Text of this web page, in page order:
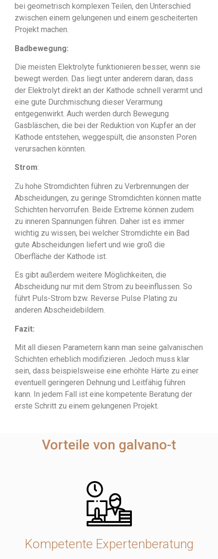
bei geometrisch komplexen Teilen, den Unterschied
zwischen einem gelungenen und einem gescheiterten
Projekt machen.
Badbewegung:
Die meisten Elektrolyte funktionieren besser, wenn sie
bewegt werden. Das liegt unter anderem daran, dass
der Elektrolyt direkt an der Kathode schnell verarmt und
eine gute Durchmischung dieser Verarmung
entgegenwirkt. Auch werden durch Bewegung
Gasbläschen, die bei der Reduktion von Kupfer an der
Kathode entstehen, weggespült, die ansonsten Poren
verursachen könnten.
Strom:
Zu hohe Stromdichten führen zu Verbrennungen der
Abscheidungen, zu geringe Stromdichten können matte
Schichten hervorrufen. Beide Extreme können zudem
zu inneren Spannungen führen. Daher ist es immer
wichtig zu wissen, bei welcher Stromdichte ein Bad
gute Abscheidungen liefert und wie groß die
Oberfläche der Kathode ist.
Es gibt außerdem weitere Möglichkeiten, die
Abscheidung nur mit dem Strom zu beeinflussen. So
führt Puls-Strom bzw. Reverse Pulse Plating zu
anderen Abscheidebildern.
Fazit:
Mit all diesen Parametern kann man seine galvanischen
Schichten erheblich modifizieren. Jedoch muss klar
sein, dass beispielsweise eine erhöhte Härte zu einer
eventuell geringeren Dehnung und Leitfähig führen
kann. In jedem Fall ist eine kompetente Beratung der
erste Schritt zu einem gelungenen Projekt.
Vorteile von galvano-t
Kompetente Expertenberatung